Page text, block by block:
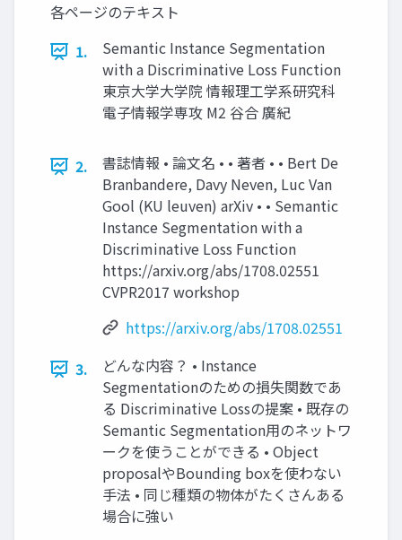
各ページのテキスト
1.
Semantic Instance Segmentation
with a Discriminative Loss Function
東京大学大学院 情報理工学系研究科
電子情報学専攻 M2 谷合 廣紀
2.
書誌情報 • 論文名 • • 著者 • • Bert De
Branbandere, Davy Neven, Luc Van
Gool (KU leuven) arXiv • • Semantic
Instance Segmentation with a
Discriminative Loss Function
https://arxiv.org/abs/1708.02551
CVPR2017 workshop
https://arxiv.org/abs/1708.02551
3.
どんな内容？ • Instance
Segmentationのための損失関数であ
る Discriminative Lossの提案 • 既存の
Semantic Segmentation用のネットワ
ークを使うことができる • Object
proposalやBounding boxを使わない
手法 • 同じ種類の物体がたくさんある
場合に強い